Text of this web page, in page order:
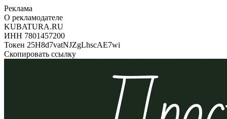
Реклама
О рекламодателе
KUBATURA.RU
ИНН 7801457200
Токен 25H8d7vatNJZgLhscAE7wi
Скопировать ссылку